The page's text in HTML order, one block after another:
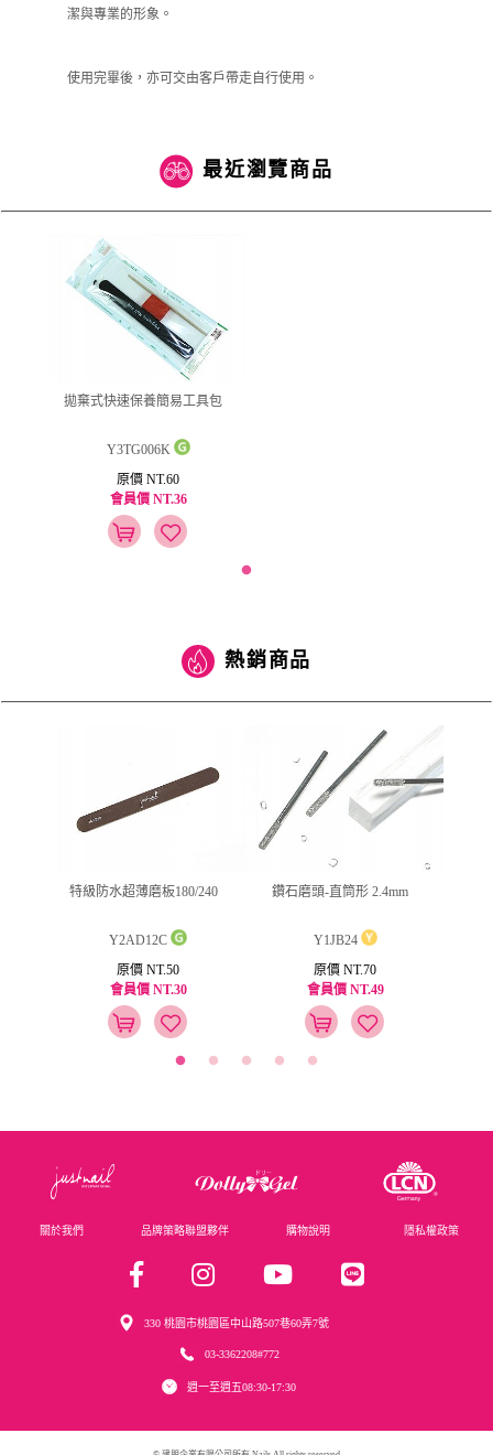
潔與專業的形象。
使用完畢後，亦可交由客戶帶走自行使用。
最近瀏覽商品
拋棄式快速保養簡易工具包
Y3TG006K
原價 NT.60
會員價 NT.36
熱銷商品
特級防水超薄磨板180/240
Y2AD12C
原價 NT.50
會員價 NT.30
鑽石磨頭-直筒形 2.4mm
Y1JB24
原價 NT.70
會員價 NT.49
關於我們 品牌策略聯盟夥伴 購物說明 隱私權政策
330 桃園市桃園區中山路507巷60弄7號
03-3362208#772
週一至週五08:30-17:30